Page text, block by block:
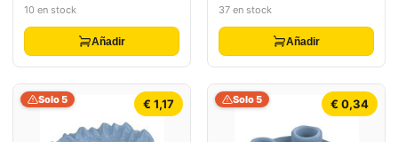
10 en stock
Añadir
37 en stock
Añadir
€ 1,17
Solo 5 € 0,34
Solo 5